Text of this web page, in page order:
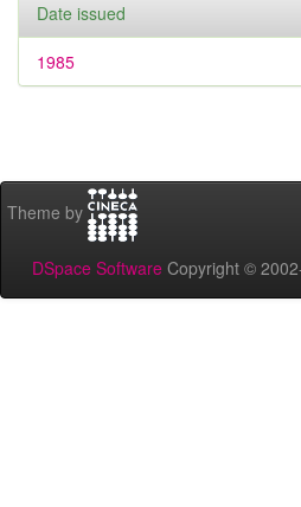
Date issued
1985
Theme by
DSpace Software Copyright ©